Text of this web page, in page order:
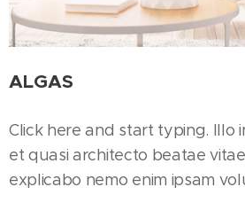
ALGAS
Click here and start typing. Illo
et quasi architecto beatae
explicabo nemo enim ipsam